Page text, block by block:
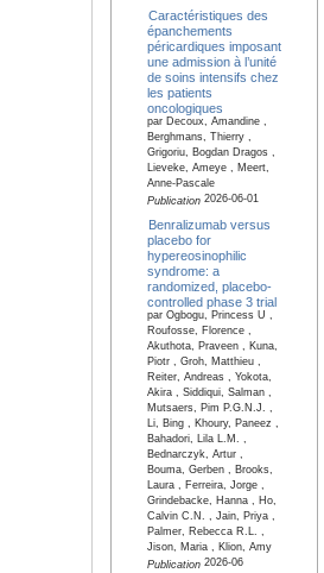
Caractéristiques des
épanchements
péricardiques imposant
une admission à l’unité
de soins intensifs chez
les patients
oncologiques
par Decoux, Amandine ,
Berghmans, Thierry ,
Grigoriu, Bogdan Dragos ,
Lieveke, Ameye , Meert,
Anne-Pascale
Publication2026-06-01
Benralizumab versus
placebo for
hypereosinophilic
syndrome: a
randomized, placebo-
controlled phase 3 trial
par Ogbogu, Princess U ,
Roufosse, Florence ,
Akuthota, Praveen , Kuna,
Piotr , Groh, Matthieu ,
Reiter, Andreas , Yokota,
Akira , Siddiqui, Salman ,
Mutsaers, Pim P.G.N.J. ,
Li, Bing , Khoury, Paneez ,
Bahadori, Lila L.M. ,
Bednarczyk, Artur ,
Bouma, Gerben , Brooks,
Laura , Ferreira, Jorge ,
Grindebacke, Hanna , Ho,
Calvin C.N. , Jain, Priya ,
Palmer, Rebecca R.L. ,
Jison, Maria , Klion, Amy
Publication2026-06